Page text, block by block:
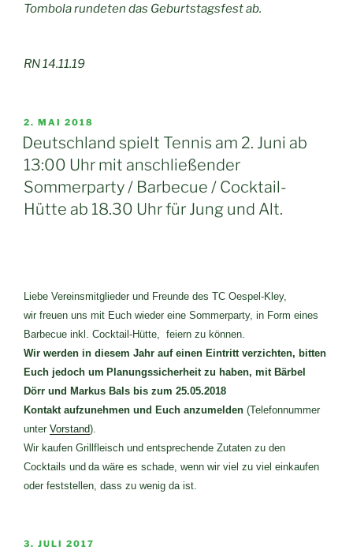
Tombola rundeten das Geburtstagsfest ab.
RN 14.11.19
VERÖFFENTLICHT
AM
2. MAI 2018
Deutschland spielt Tennis am 2. Juni ab
13:00 Uhr mit anschließender
Sommerparty / Barbecue / Cocktail-
Hütte ab 18.30 Uhr für Jung und Alt.
Liebe Vereinsmitglieder und Freunde des TC Oespel-Kley,
wir freuen uns mit Euch wieder eine Sommerparty, in Form eines
Barbecue inkl. Cocktail-Hütte, feiern zu können.
Wir werden in diesem Jahr auf einen Eintritt verzichten, bitten
Euch jedoch um Planungssicherheit zu haben, mit Bärbel
Dörr und Markus Bals bis zum 25.05.2018
Kontakt aufzunehmen und Euch anzumelden (Telefonnummer
unter Vorstand).
Wir kaufen Grillfleisch und entsprechende Zutaten zu den
Cocktails und da wäre es schade, wenn wir viel zu viel einkaufen
oder feststellen, dass zu wenig da ist.
VERÖFFENTLICHT
3. JULI 2017